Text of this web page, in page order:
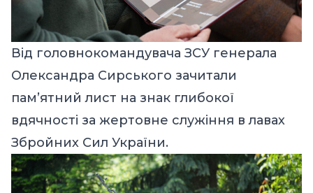
Від головнокомандувача ЗСУ генерала
Олександра Сирського зачитали
пам’ятний лист на знак глибокої
вдячності за жертовне служіння в лавах
Збройних Сил України.